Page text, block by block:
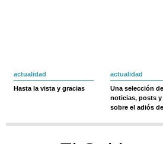
actualidad
Hasta la vista y gracias
actualidad
Una selección de
noticias, posts y
sobre el adiós